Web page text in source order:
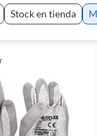
Stock en tienda